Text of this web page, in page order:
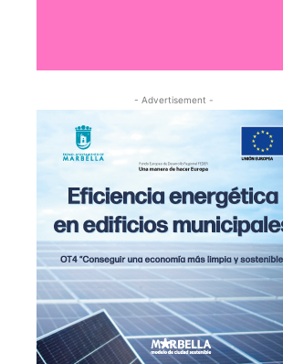
- Advertisement -